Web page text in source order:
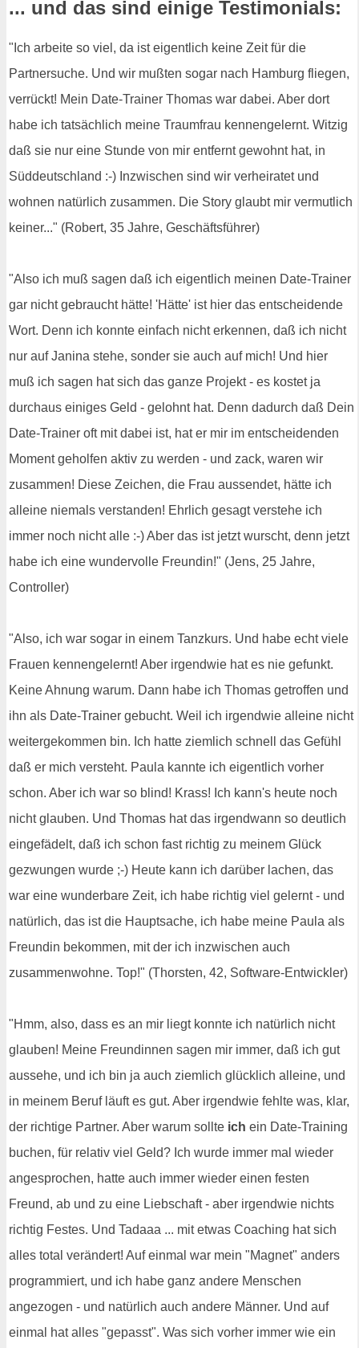
... und das sind einige Testimonials:
"Ich arbeite so viel, da ist eigentlich keine Zeit für die
Partnersuche. Und wir mußten sogar nach Hamburg fliegen,
verrückt! Mein Date-Trainer Thomas war dabei. Aber dort
habe ich tatsächlich meine Traumfrau kennengelernt. Witzig
daß sie nur eine Stunde von mir entfernt gewohnt hat, in
Süddeutschland :-) Inzwischen sind wir verheiratet und
wohnen natürlich zusammen. Die Story glaubt mir vermutlich
keiner..." (Robert, 35 Jahre, Geschäftsführer)
"Also ich muß sagen daß ich eigentlich meinen Date-Trainer
gar nicht gebraucht hätte! 'Hätte' ist hier das entscheidende
Wort. Denn ich konnte einfach nicht erkennen, daß ich nicht
nur auf Janina stehe, sonder sie auch auf mich! Und hier
muß ich sagen hat sich das ganze Projekt - es kostet ja
durchaus einiges Geld - gelohnt hat. Denn dadurch daß Dein
Date-Trainer oft mit dabei ist, hat er mir im entscheidenden
Moment geholfen aktiv zu werden - und zack, waren wir
zusammen! Diese Zeichen, die Frau aussendet, hätte ich
alleine niemals verstanden! Ehrlich gesagt verstehe ich
immer noch nicht alle :-) Aber das ist jetzt wurscht, denn jetzt
habe ich eine wundervolle Freundin!" (Jens, 25 Jahre,
Controller)
"Also, ich war sogar in einem Tanzkurs. Und habe echt viele
Frauen kennengelernt! Aber irgendwie hat es nie gefunkt.
Keine Ahnung warum. Dann habe ich Thomas getroffen und
ihn als Date-Trainer gebucht. Weil ich irgendwie alleine nicht
weitergekommen bin. Ich hatte ziemlich schnell das Gefühl
daß er mich versteht. Paula kannte ich eigentlich vorher
schon. Aber ich war so blind! Krass! Ich kann's heute noch
nicht glauben. Und Thomas hat das irgendwann so deutlich
eingefädelt, daß ich schon fast richtig zu meinem Glück
gezwungen wurde ;-) Heute kann ich darüber lachen, das
war eine wunderbare Zeit, ich habe richtig viel gelernt - und
natürlich, das ist die Hauptsache, ich habe meine Paula als
Freundin bekommen, mit der ich inzwischen auch
zusammenwohne. Top!" (Thorsten, 42, Software-Entwickler)
"Hmm, also, dass es an mir liegt konnte ich natürlich nicht
glauben! Meine Freundinnen sagen mir immer, daß ich gut
aussehe, und ich bin ja auch ziemlich glücklich alleine, und
in meinem Beruf läuft es gut. Aber irgendwie fehlte was, klar,
der richtige Partner. Aber warum sollte ich ein Date-Training
buchen, für relativ viel Geld? Ich wurde immer mal wieder
angesprochen, hatte auch immer wieder einen festen
Freund, ab und zu eine Liebschaft - aber irgendwie nichts
richtig Festes. Und Tadaaa ... mit etwas Coaching hat sich
alles total verändert! Auf einmal war mein "Magnet" anders
programmiert, und ich habe ganz andere Menschen
angezogen - und natürlich auch andere Männer. Und auf
einmal hat alles "gepasst". Was sich vorher immer wie ein